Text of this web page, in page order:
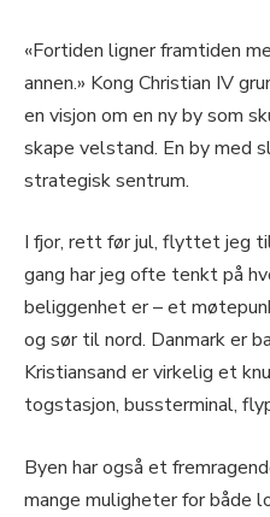
«Fortiden ligner framtiden
annen.» Kong Christian IV
en visjon om en ny by som
skape velstand. En by med
strategisk sentrum.
I fjor, rett før jul, flyttet jeg
gang har jeg ofte tenkt på
beliggenhet er – et
og sør til nord. Danmark er
Kristiansand er virkelig et
togstasjon, bussterminal,
Byen har også et
mange muligheter for både